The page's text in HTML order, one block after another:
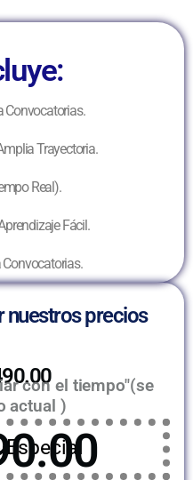
Convocatorias.
Trayectoria.
Real).
Fácil.
nuestros precios
con el tiempo"(se
actual )
Especial